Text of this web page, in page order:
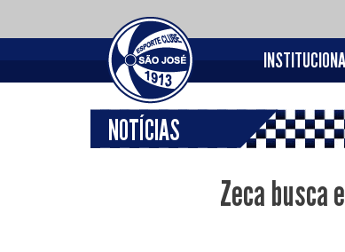
NOTÍCIAS
Zeca busca